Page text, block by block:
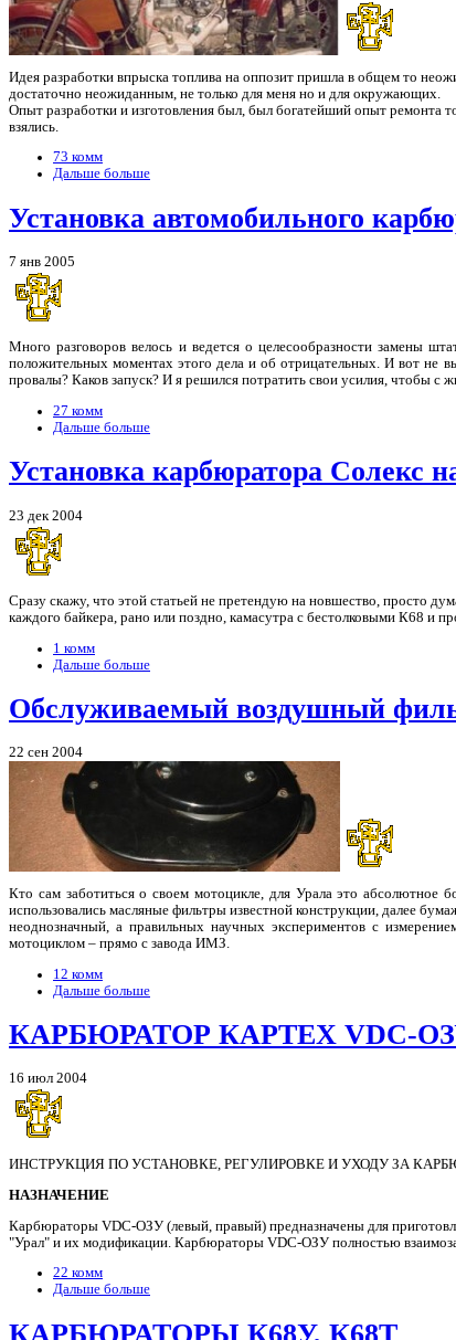
Идея разработки впрыска топлива на оппозит пришла в общем то
достаточно неожиданным, не только для меня но и для окружающих.
Опыт разработки и изготовления был, был богатейший опыт ремонта
взялись.
73 комм
Дальше больше
Установка автомобильного
7 янв 2005
Много разговоров велось и ведется о целесообразности замены
положительных моментах этого дела и об отрицательных. И вот не
провалы? Каков запуск? И я решился потратить свои усилия, чтобы
27 комм
Дальше больше
Установка карбюратора Солекс
23 дек 2004
Сразу скажу, что этой статьей не претендую на новшество, просто
каждого байкера, рано или поздно, камасутра с бестолковыми К68 и
1 комм
Дальше больше
Обслуживаемый воздушный
22 сен 2004
Кто сам заботиться о своем мотоцикле, для Урала это абсолютное
использовались масляные фильтры известной конструкции, далее
неоднозначный, а правильных научных экспериментов с
мотоциклом – прямо с завода ИМЗ.
12 комм
Дальше больше
КАРБЮРАТОР КАРТЕХ VDC-
16 июл 2004
ИНСТРУКЦИЯ ПО УСТАНОВКЕ, РЕГУЛИРОВКЕ И УХОДУ ЗА
НАЗНАЧЕНИЕ
Карбюраторы VDC-ОЗУ (левый, правый) предназначены для
"Урал" и их модификации. Карбюраторы VDC-ОЗУ полностью
22 комм
Дальше больше
КАРБЮРАТОРЫ К68У, К68Т